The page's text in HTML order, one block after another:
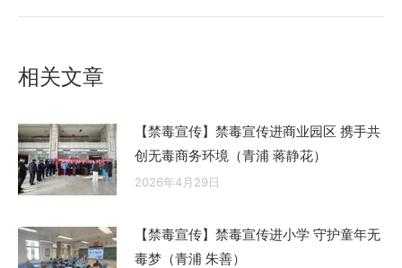
的
相关文章
【禁毒宣传】禁毒宣传进商业园区 携手共
创无毒商务环境（青浦 蒋静花）
2026年4月29日
【禁毒宣传】禁毒宣传进小学 守护童年无
毒梦（青浦 朱善）